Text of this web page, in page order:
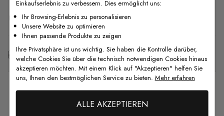
F.A.Q
Kostenlose Anpassung
Verwandte Produkte
Einkaufserlebnis zu verbessern. Dies ermöglicht uns:
Ihr Browsing-Erlebnis zu personalisieren
Unsere Website zu optimieren
Ihnen passende Produkte zu zeigen
Ihre Privatsphäre ist uns wichtig. Sie haben die Kontrolle darüber,
welche Cookies Sie über die technisch notwendigen Cookies hinaus
akzeptieren möchten. Mit einem Klick auf "Akzeptieren" helfen Sie
uns, Ihnen den bestmöglichen Service zu bieten. Mehr erfahren
ALLE AKZEPTIEREN